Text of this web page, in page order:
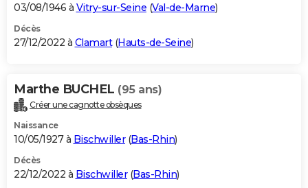
03/08/1946 à Vitry-sur-Seine (Val-de-Marne)
Décès
27/12/2022 à Clamart(Hauts-de-Seine)
Marthe BUCHEL (95 ans)
Créer une cagnotte obsèques
Naissance
10/05/1927 à Bischwiller(Bas-Rhin)
Décès
22/12/2022 à Bischwiller(Bas-Rhin)